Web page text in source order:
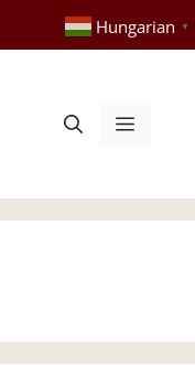
Hungarian ▼
Menü